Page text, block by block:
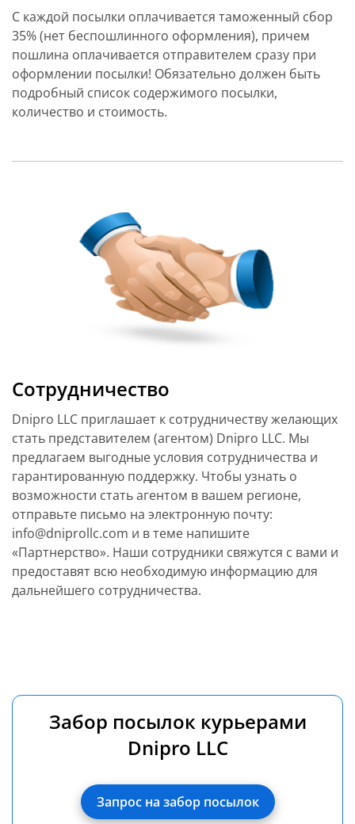
С каждой посылки оплачивается таможенный сбор
35% (нет беспошлинного оформления), причем
пошлина оплачивается отправителем сразу при
оформлении посылки! Обязательно должен быть
подробный список содержимого посылки,
количество и стоимость.
Сотрудничество
Dnipro LLC приглашает к сотрудничеству желающих
стать представителем (агентом) Dnipro LLC. Мы
предлагаем выгодные условия сотрудничества и
гарантированную поддержку. Чтобы узнать о
возможности стать агентом в вашем регионе,
отправьте письмо на электронную почту:
info@dniprollc.com и в теме напишите
«Партнерство». Наши сотрудники свяжутся с вами и
предоставят всю необходимую информацию для
дальнейшего сотрудничества.
Забор посылок курьерами
Dnipro LLC
Запрос на забор посылок